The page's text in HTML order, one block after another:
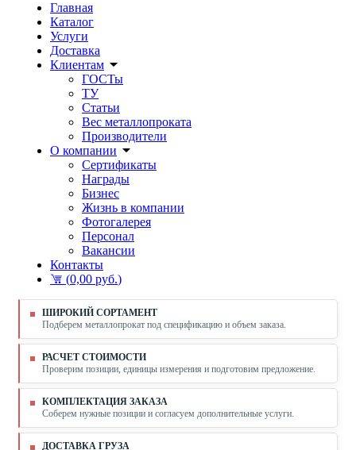
Главная
Каталог
Услуги
Доставка
Клиентам
ГОСТы
ТУ
Статьи
Вес металлопроката
Производители
О компании
Сертификаты
Награды
Бизнес
Жизнь в компании
Фотогалерея
Персонал
Вакансии
Контакты
(0,00 руб.)
ШИРОКИЙ СОРТАМЕНТ
Подберем металлопрокат под спецификацию и объем заказа.
РАСЧЕТ СТОИМОСТИ
Проверим позиции, единицы измерения и подготовим предложение.
КОМПЛЕКТАЦИЯ ЗАКАЗА
Соберем нужные позиции и согласуем дополнительные услуги.
ДОСТАВКА ГРУЗА